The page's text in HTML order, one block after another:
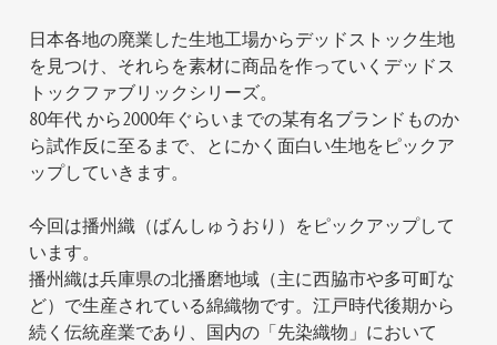
日本各地の廃業した生地工場からデッドストック生地
を見つけ、それらを素材に商品を作っていくデッドス
トックファブリックシリーズ。
80年代 から2000年ぐらいまでの某有名ブランドものか
ら試作反に至るまで、とにかく面白い生地をピックア
ップしていきます。
今回は播州織（ばんしゅうおり）をピックアップして
います。
播州織は兵庫県の北播磨地域（主に西脇市や多可町な
ど）で生産されている綿織物です。江戸時代後期から
続く伝統産業であり、国内の「先染織物」において